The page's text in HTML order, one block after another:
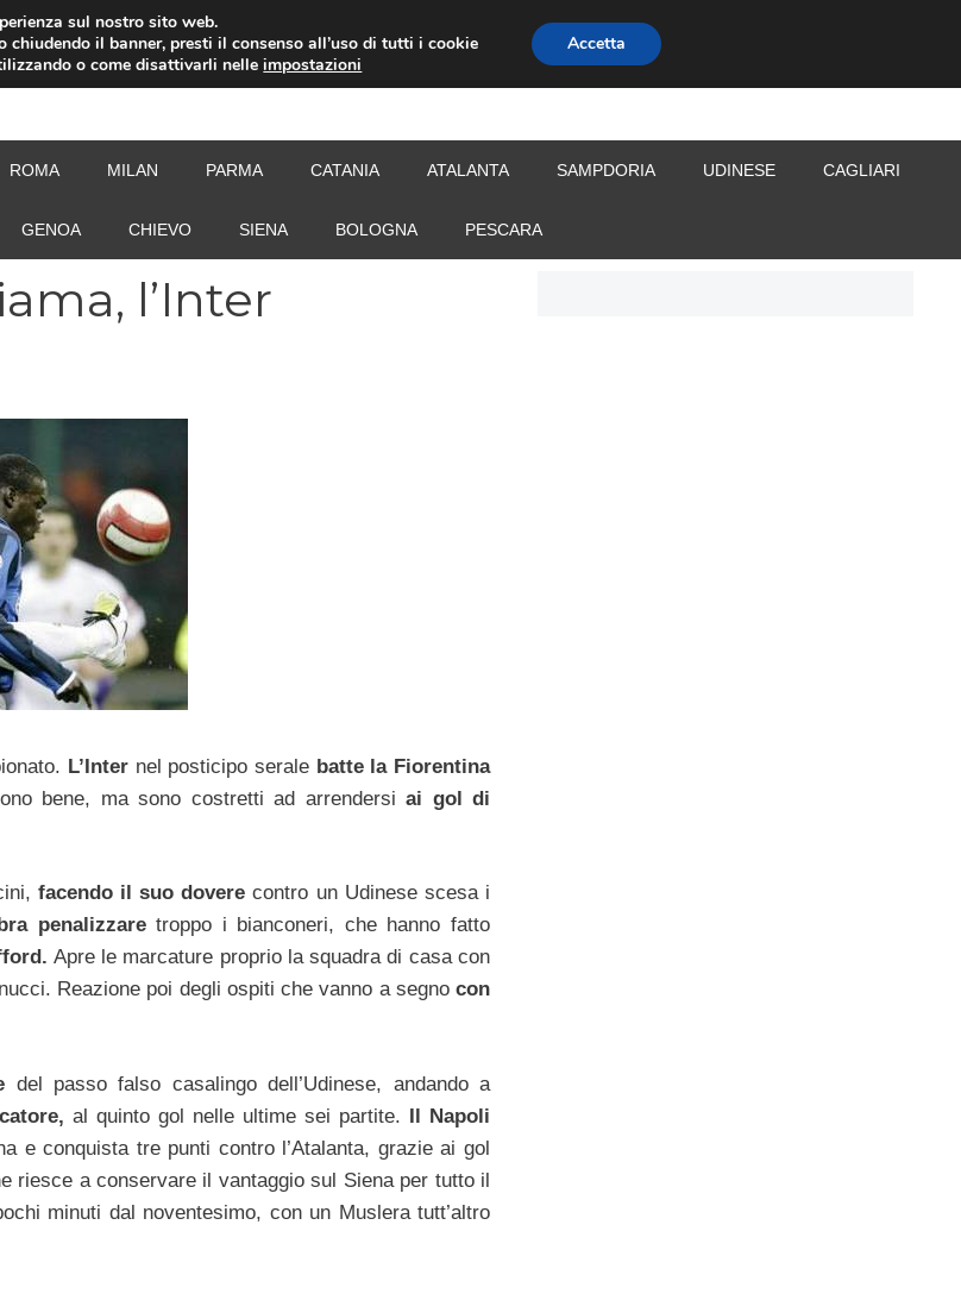
CALCIOMERCATO
ROMA MILAN PARMA CATANIA ATALANTA SAMPDORIA UDINESE CAGLIARI
GENOA CHIEVO SIENA BOLOGNA PESCARA
l’Inter
L’Inter nel posticipo serale batte la Fiorentina
bene, ma sono costretti ad arrendersi ai gol di
facendo il suo doverecontro un Udinese scesa i
penalizzaretroppo i bianconeri, che hanno fatto
Apre le marcature proprio la squadra di casa con
Reazione poi degli ospiti che vanno a segnocon
del passo falso casalingo dell’Udinese, andando a
al quinto gol nelle ultime sei partite. Il Napoli
e conquista tre punti contro l’Atalanta, grazie ai gol
riesce a conservare il vantaggio sul Siena per tutto il
minuti dal noventesimo, con un Muslera tutt’altro
sul nostro sito web.
il banner, presti il consenso all’uso di tutti i cookie
o come disattivarli nelleimpostazioni
Accetta